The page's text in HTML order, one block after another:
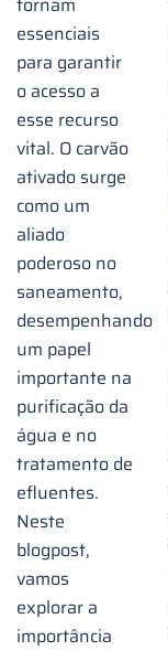
essenciais
para garantir
o acesso a
esse recurso
vital. O carvão
ativado surge
como um
aliado
poderoso no
saneamento,
desempenhando
um papel
importante na
purificação da
água e no
tratamento de
efluentes.
Neste
blogpost,
vamos
explorar a
importância